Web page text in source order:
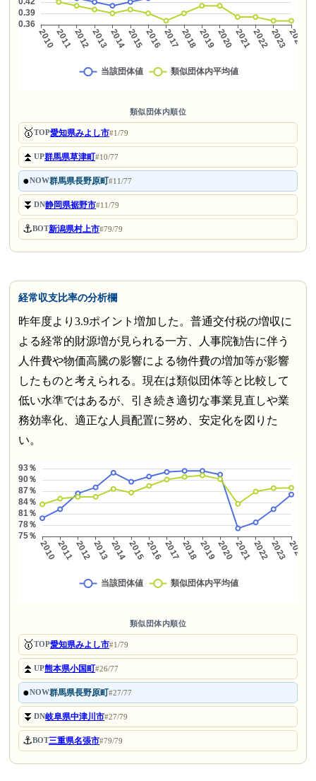
類似団体内順位
🥇TOP愛知県みよし市#1/79
⏫UP群馬県草津町#10/77
●NOW群馬県長野原町#11/77
⏬DN静岡県裾野市#11/79
⚓BOT新潟県村上市#79/79
経常収支比率の分析欄
昨年度より3.9ポイント増加した。普通交付税の増収に
よる経常的財源増が見られる一方、人事院勧告に伴う
人件費や物価高騰の影響による物件費の増加等が影響
したものと考えられる。現在は類似団体等と比較して
低い水準ではあるが、引き続き適切な事業見直しや業
務効率化、適正な人員配置に努め、安定化を図りた
い。
類似団体内順位
🥇TOP愛知県みよし市#1/79
⏫UP熊本県小国町#26/77
●NOW群馬県長野原町#27/77
⏬DN岐阜県中津川市#27/79
⚓BOT三重県名張市#79/79